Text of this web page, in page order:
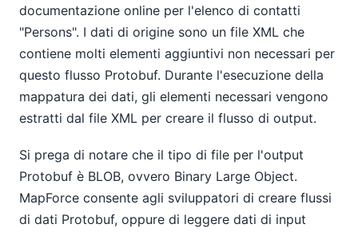
documentazione online per l'elenco di contatti
"Persons". I dati di origine sono un file XML che
contiene molti elementi aggiuntivi non necessari per
questo flusso Protobuf. Durante l'esecuzione della
mappatura dei dati, gli elementi necessari vengono
estratti dal file XML per creare il flusso di output.
Si prega di notare che il tipo di file per l'output
Protobuf è BLOB, ovvero Binary Large Object.
MapForce consente agli sviluppatori di creare flussi
di dati Protobuf, oppure di leggere dati di input